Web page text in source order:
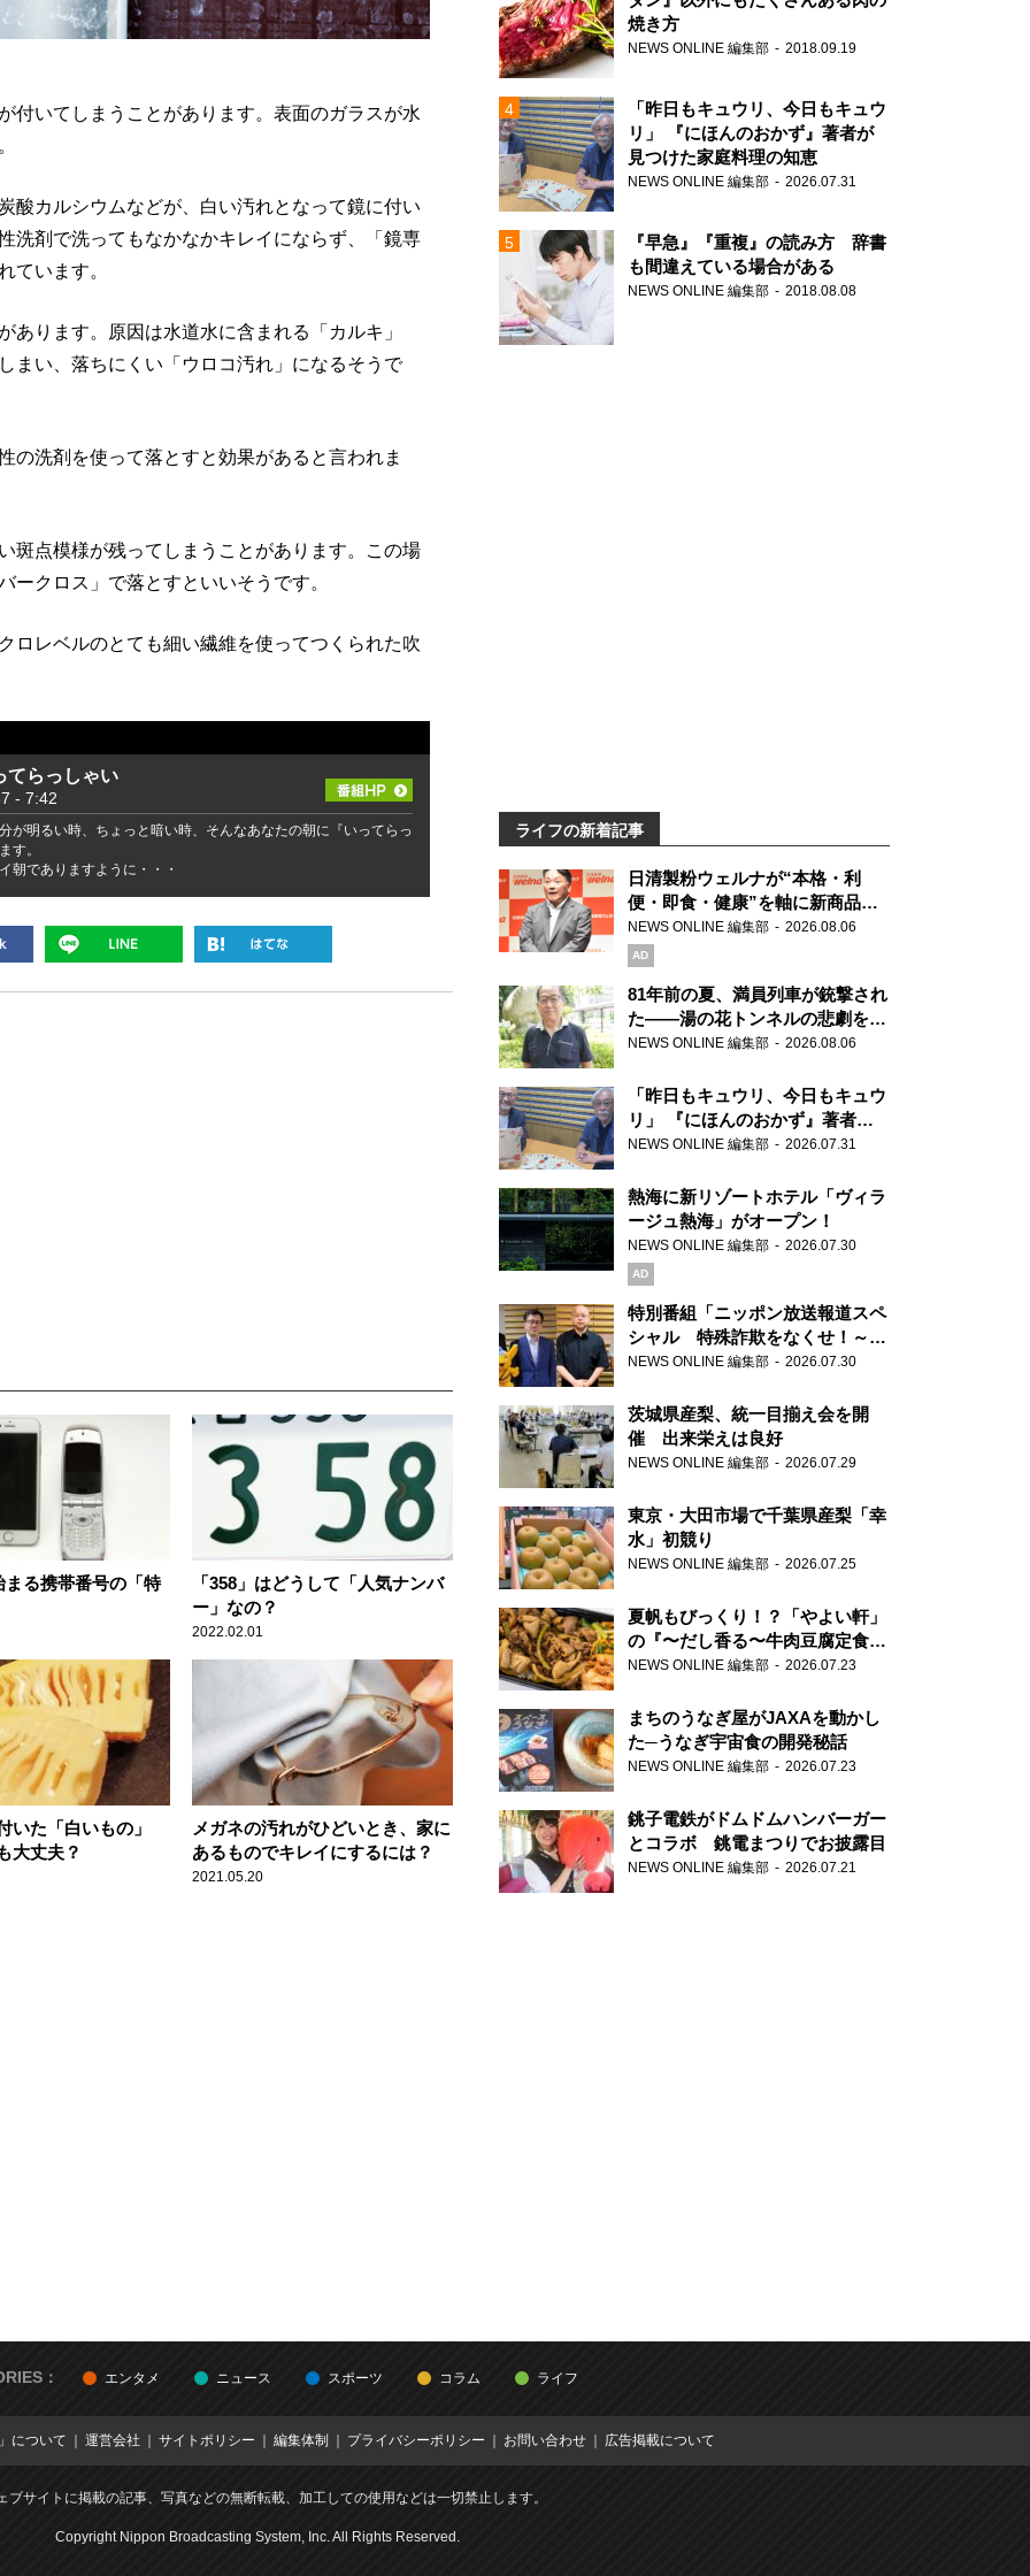
付いてしまうことがあります。表面のガラスが水
酸カルシウムなどが、白い汚れとなって鏡に付い
洗剤で洗ってもなかなかキレイにならず、「鏡専
ています。
ります。原因は水道水に含まれる「カルキ」
い、落ちにくい「ウロコ汚れ」になるそうで
の洗剤を使って落とすと効果があると言われま
斑点模様が残ってしまうことがあります。この場
ークロス」で落とすといいそうです。
ロレベルのとても細い繊維を使ってつくられた吹
てらっしゃい
- 7:42
が明るい時、ちょっと暗い時、そんなあなたの朝に『いってらっ
す。
朝でありますように・・・
まる携帯番号の「特
「358」はどうして「人気ナンバ
ー」なの？
2022.02.01
いた「白いもの」
丈夫？
メガネの汚れがひどいとき、家に
あるものでキレイにするには？
2021.05.20
焼き方
NEWS ONLINE 編集部 2018.09.19
「昨日もキュウリ、今日もキュウ
リ」 『にほんのおかず』著者が
見つけた家庭料理の知恵
NEWS ONLINE 編集部 2026.07.31
『早急』『重複』の読み方 辞書
も間違えている場合がある
NEWS ONLINE 編集部 2018.08.08
ライフの新着記事
日清製粉ウェルナが“本格・利
便・即食・健康”を軸に新商品を
展開 「マ・マー」「青の洞窟」
ブランドを強化
NEWS ONLINE 編集部 2026.08.06
AD
81年前の夏、満員列車が銃撃され
た――湯の花トンネルの悲劇を語
り継ぐ男性
NEWS ONLINE 編集部 2026.08.06
「昨日もキュウリ、今日もキュウ
リ」 『にほんのおかず』著者が
見つけた家庭料理の知恵
NEWS ONLINE 編集部 2026.07.31
熱海に新リゾートホテル「ヴィラ
ージュ熱海」がオープン！
NEWS ONLINE 編集部 2026.07.30
AD
特別番組「ニッポン放送報道スペ
シャル 特殊詐欺をなくせ！～被
害者・加害者・警視庁が語るトク
NEWS ONLINE 編集部 2026.07.30
茨城県産梨、統一目揃え会を開
催 出来栄えは良好
NEWS ONLINE 編集部 2026.07.29
東京・大田市場で千葉県産梨「幸
水」初競り
NEWS ONLINE 編集部 2026.07.25
夏帆もびっくり！？「やよい軒」
の『〜だし香る〜牛肉豆腐定食』
が香り高すぎる
NEWS ONLINE 編集部 2026.07.23
まちのうなぎ屋がJAXAを動かし
た─うなぎ宇宙食の開発秘話
NEWS ONLINE 編集部 2026.07.23
銚子電鉄がドムドムハンバーガー
とコラボ 銚電まつりでお披露目
NEWS ONLINE 編集部 2026.07.21
： エンタメ ニュース スポーツ コラム ライフ
について 運営会社 サイトポリシー 編集体制 プライバシーポリシー お問い合わせ 広告掲載について
ブサイトに掲載の記事、写真などの無断転載、加工しての使用などは一切禁止します。
Copyright Nippon Broadcasting System, Inc. All Rights Reserved.